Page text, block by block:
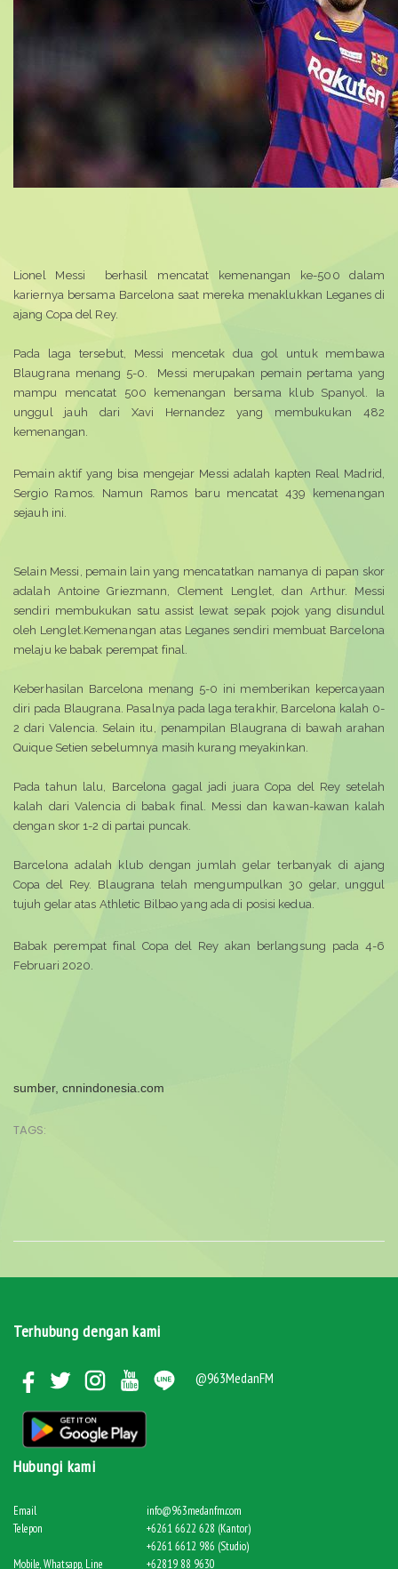
Lionel Messi berhasil mencatat kemenangan ke-500 dalam
kariernya bersama Barcelona saat mereka menaklukkan Leganes di
ajang Copa del Rey.
Pada laga tersebut, Messi mencetak dua gol untuk membawa
Blaugrana menang 5-0. Messi merupakan pemain pertama yang
mampu mencatat 500 kemenangan bersama klub Spanyol. Ia
unggul jauh dari Xavi Hernandez yang membukukan 482
kemenangan.
Pemain aktif yang bisa mengejar Messi adalah kapten Real Madrid,
Sergio Ramos. Namun Ramos baru mencatat 439 kemenangan
sejauh ini.
Selain Messi, pemain lain yang mencatatkan namanya di papan skor
adalah Antoine Griezmann, Clement Lenglet, dan Arthur. Messi
sendiri membukukan satu assist lewat sepak pojok yang disundul
oleh Lenglet.Kemenangan atas Leganes sendiri membuat Barcelona
melaju ke babak perempat final.
Keberhasilan Barcelona menang 5-0 ini memberikan kepercayaan
diri pada Blaugrana. Pasalnya pada laga terakhir, Barcelona kalah 0-
2 dari Valencia. Selain itu, penampilan Blaugrana di bawah arahan
Quique Setien sebelumnya masih kurang meyakinkan.
Pada tahun lalu, Barcelona gagal jadi juara Copa del Rey setelah
kalah dari Valencia di babak final. Messi dan kawan-kawan kalah
dengan skor 1-2 di partai puncak.
Barcelona adalah klub dengan jumlah gelar terbanyak di ajang
Copa del Rey. Blaugrana telah mengumpulkan 30 gelar, unggul
tujuh gelar atas Athletic Bilbao yang ada di posisi kedua.
Babak perempat final Copa del Rey akan berlangsung pada 4-6
Februari 2020.
sumber, cnnindonesia.com
TAGS:
Terhubung dengan kami
@963MedanFM
Hubungi kami
Email
info@963medanfm.com
Telepon
+6261 6622 628 (Kantor)
+6261 6612 986 (Studio)
Mobile, Whatsapp, Line
+62819 88 9630